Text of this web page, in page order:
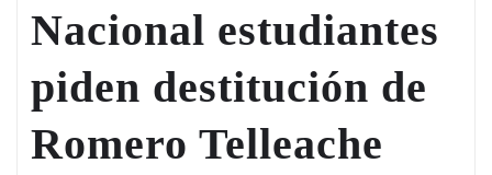
Nacional estudiantes
piden destitución de
Romero Telleache